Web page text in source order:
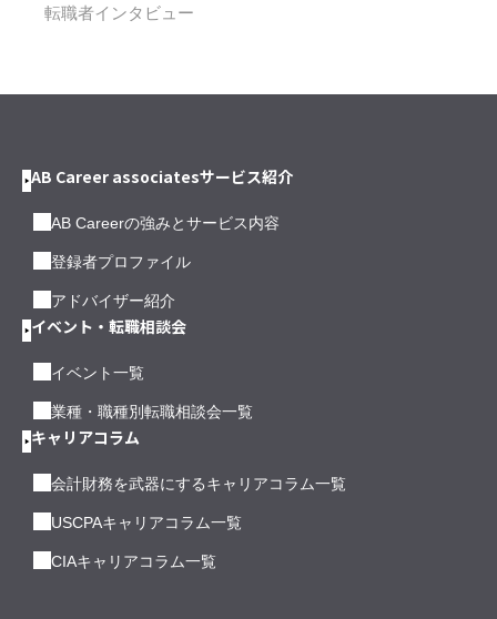
転職者インタビュー
AB Career associatesサービス紹介
AB Careerの強みとサービス内容
登録者プロファイル
アドバイザー紹介
イベント・転職相談会
イベント一覧
業種・職種別転職相談会一覧
キャリアコラム
会計財務を武器にするキャリアコラム一覧
USCPAキャリアコラム一覧
CIAキャリアコラム一覧